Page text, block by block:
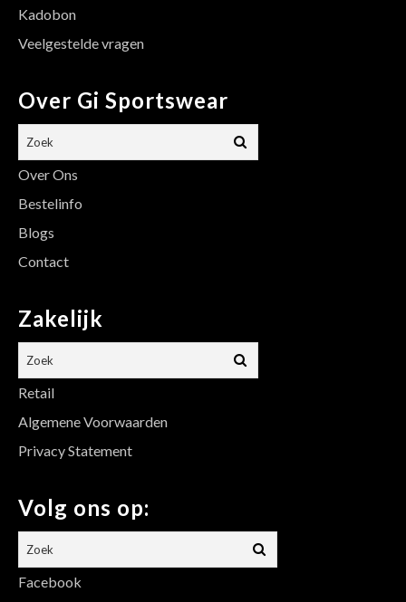
Kadobon
Veelgestelde vragen
Over Gi Sportswear
Over Ons
Bestelinfo
Blogs
Contact
Zakelijk
Retail
Algemene Voorwaarden
Privacy Statement
Volg ons op:
Facebook